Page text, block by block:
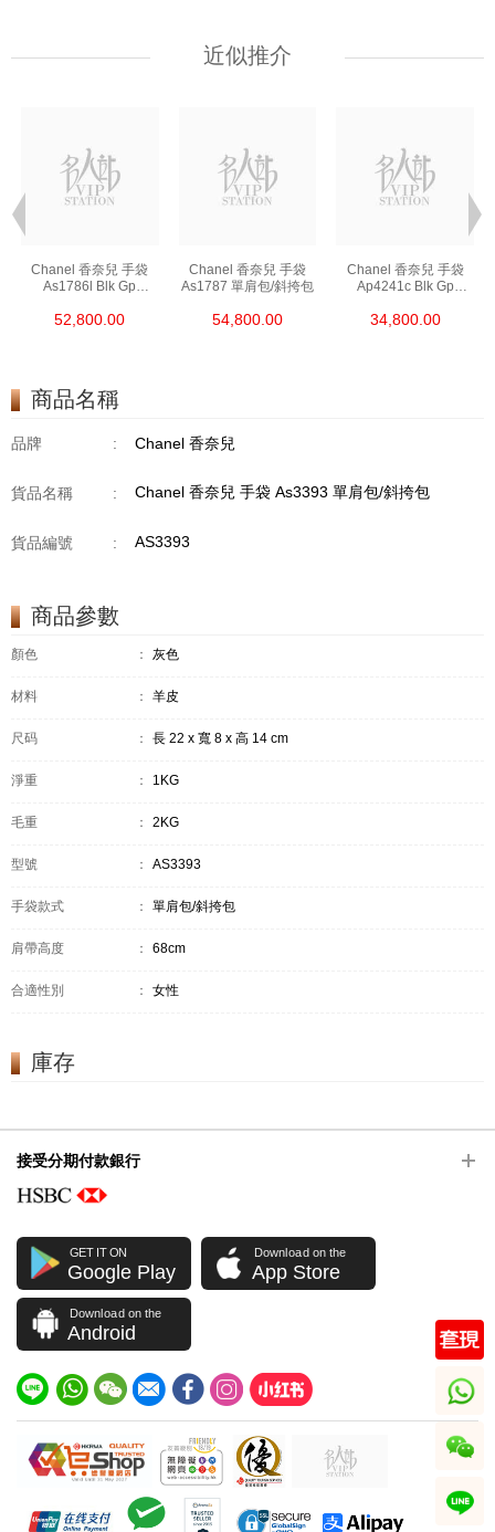
近似推介
Chanel 香奈兒 手袋
As1786l Blk Gp
52,800.00
Chanel 香奈兒 手袋
As1787 單肩包/斜挎包
54,800.00
Chanel 香奈兒 手袋
Ap4241c Blk Gp
34,800.00
商品名稱
品牌 : Chanel 香奈兒
貨品名稱 : Chanel 香奈兒 手袋 As3393 單肩包/斜挎包
貨品編號 : AS3393
商品參數
顏色 ： 灰色
材料 ： 羊皮
尺码 ： 長 22 x 寬 8 x 高 14 cm
淨重 ： 1KG
毛重 ： 2KG
型號 ： AS3393
手袋款式 ： 單肩包/斜挎包
肩帶高度 ： 68cm
合適性別 ： 女性
庫存
接受分期付款銀行
GET IT ON
Google Play
Download on the
App Store
Download on the
Android
whatsapp